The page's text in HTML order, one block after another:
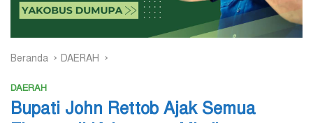
Beranda DAERAH
DAERAH
Bupati John Rettob Ajak Semua